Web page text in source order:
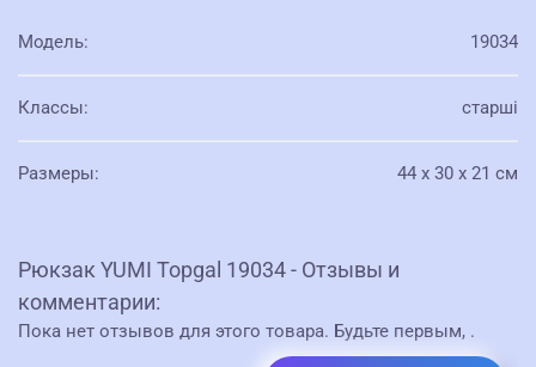
Модель: 19034
Классы: старші
Размеры: 44 х 30 х 21 см
Рюкзак YUMI Topgal 19034 - Отзывы и
комментарии:
Пока нет отзывов для этого товара. Будьте первым, .